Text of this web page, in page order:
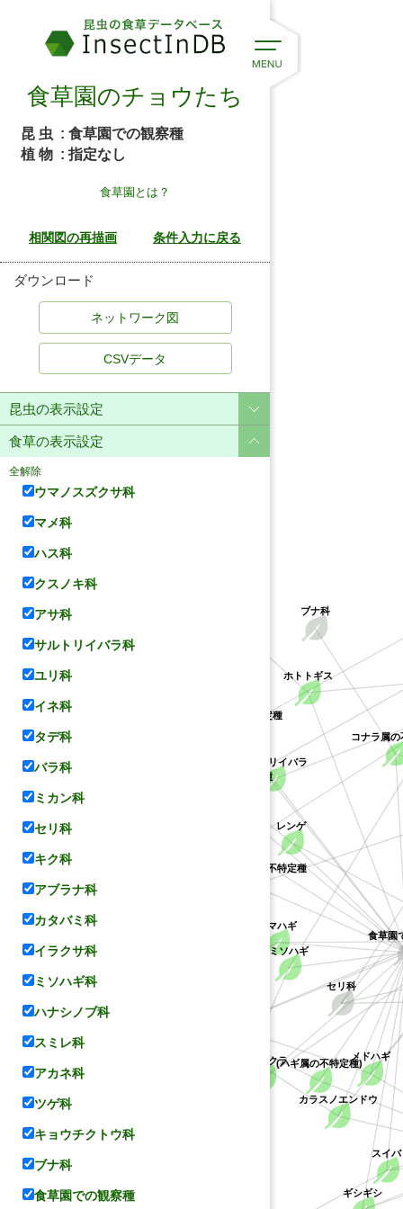
ヤマハギ
メドハギ
レンゲ
カラスノエンドウ
サルトリイバラ
ホトトギス
スイバ
ギシギシ
セリ科
ミソハギ
シバザクラ(ハギ属の不特定種)
アカネ科
クチナシ属の不特定種
クソカズラ属の不特定種
キジョラン属の不特定種
ブナ科
コナラ属
食草園
食草園のチョウたち
昆 虫 : 食草園での観察種
植 物 : 指定なし
食草園とは？
ダウンロード
CSVデータ
昆虫の表示設定
食草の表示設定
全解除
ウマノスズクサ科
マメ科
ハス科
クスノキ科
アサ科
サルトリイバラ科
ユリ科
イネ科
タデ科
バラ科
ミカン科
セリ科
キク科
アブラナ科
カタバミ科
イラクサ科
ミソハギ科
ハナシノブ科
スミレ科
アカネ科
ツゲ科
キョウチクトウ科
ブナ科
食草園での観察種